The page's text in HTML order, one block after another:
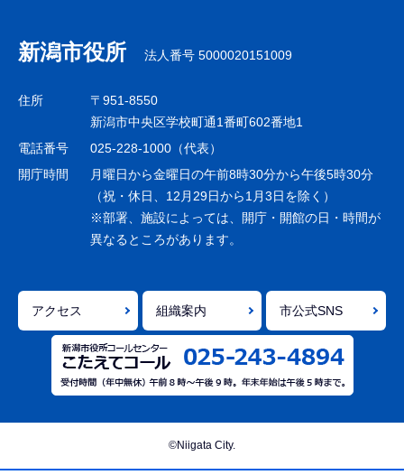
ナ
ビ
ゲ
シ
ョ
で
新潟市役所 法人番号 5000020151009
住所
〒951-8550
新潟市中央区学校町通1番町602番地1
電話番号
025-228-1000（代表）
開庁時間
月曜日から金曜日の午前8時30分から午後5時30分
（祝・休日、12月29日から1月3日を除く）
※部署、施設によっては、開庁・開館の日・時間が
異なるところがあります。
アクセス 組織案内 市公式SNS
©Niigata City.